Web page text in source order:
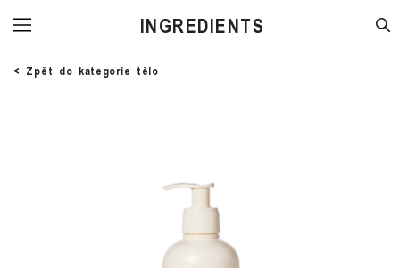
STORE
< Zpět do kategorie tělo